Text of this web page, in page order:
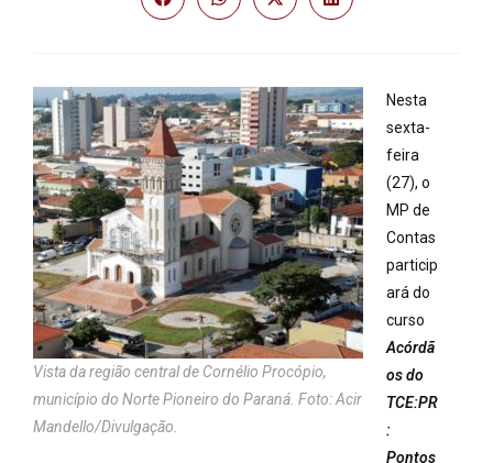
Vista da região central de Cornélio Procópio,
município do Norte Pioneiro do Paraná. Foto: Acir
Mandello/Divulgação.
Nesta
sexta-
feira
(27), o
MP de
Contas
particip
ará do
curso
Acórdã
os do
TCE:PR
:
Pontos